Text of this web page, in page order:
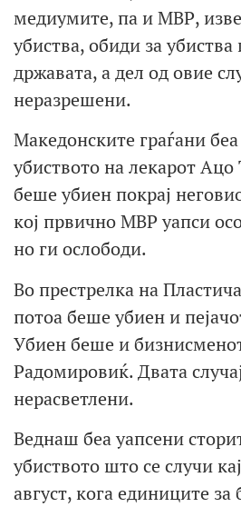
медиумите, па и МВР,
убиства, обиди за
државата, а дел од овие
неразрешени.
Македонските граѓани
убиството на лекарот Ацо
беше убиен покрај
кој првично МВР уапси
но ги ослободи.
Во престрелка на
потоа беше убиен и
Убиен беше и
Радомировиќ. Двата
нерасветлени.
Веднаш беа уапсени
убиството што се случи
август, кога единиците за